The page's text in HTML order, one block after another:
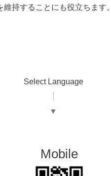
持することにも役立ちます。
Select Language
▼
Mobile